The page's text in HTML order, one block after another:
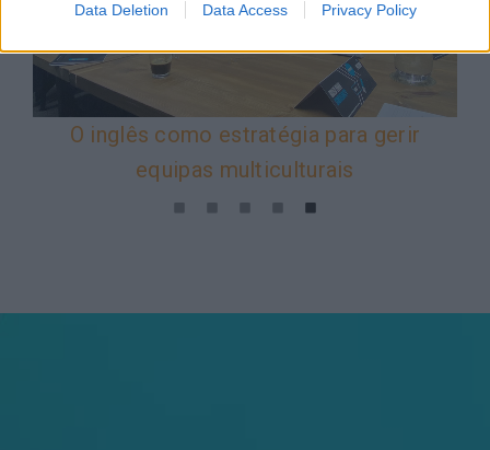
Data Deletion Data Access Privacy Policy
O inglês como estratégia para gerir
equipas multiculturais